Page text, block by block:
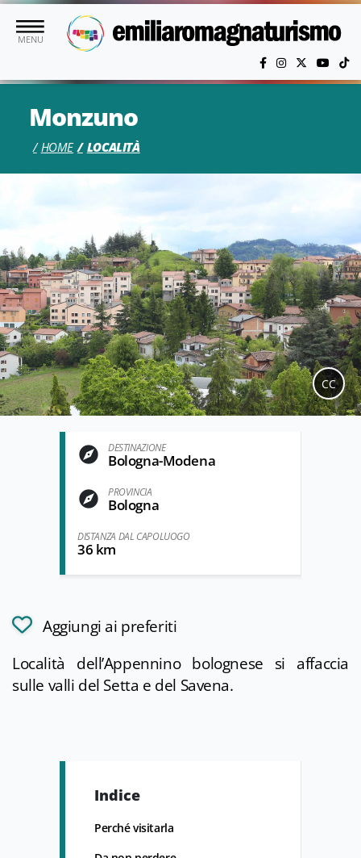
Vai al contenuto principale
MENU
Monzuno
HOME LOCALITÀ
CC
DESTINAZIONE
Bologna-Modena
PROVINCIA
Bologna
DISTANZA DAL CAPOLUOGO
36 km
Aggiungi ai preferiti
Località dell’Appennino bolognese si affaccia
sulle valli del Setta e del Savena.
Indice
Perché visitarla